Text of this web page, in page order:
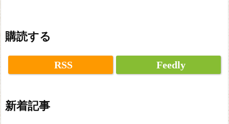
購読する
RSS Feedly
新着記事